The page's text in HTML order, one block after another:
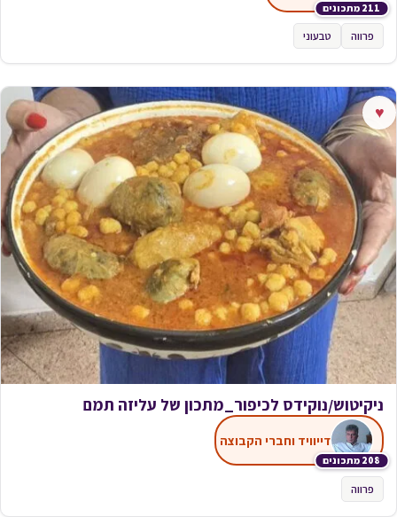
211 מתכונים
פרווה טבעוני
♥
ניקיטוש/נוקידס לכיפור_מתכון של עליזה תמם
208 מתכונים
דייוויד וחברי הקבוצה
פרווה